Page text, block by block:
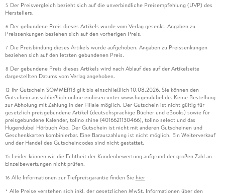
5 Der Preisvergleich bezieht sich auf die unverbindliche Preisempfehlung (UVP) des
Herstellers.
6 Der gebundene Preis dieses Artikels wurde vom Verlag gesenkt. Angaben zu
Preissenkungen beziehen sich auf den vorherigen Preis.
7 Die Preisbindung dieses Artikels wurde aufgehoben. Angaben zu Preissenkungen
beziehen sich auf den letzten gebundenen Preis.
8 Der gebundene Preis dieses Artikels wird nach Ablauf des auf der Artikelseite
dargestellten Datums vom Verlag angehoben.
12 Ihr Gutschein SOMMER13 gilt bis einschließlich 10.08.2026. Sie können den
Gutschein ausschließlich online einlösen unter www.hugendubel.de. Keine Bestellung
zur Abholung mit Zahlung in der Filiale möglich. Der Gutschein ist nicht gültig für
gesetzlich preisgebundene Artikel (deutschsprachige Bücher und eBooks) sowie für
preisgebundene Kalender, tolino shine (4016621130466), tolino select und das
Hugendubel Hörbuch Abo. Der Gutschein ist nicht mit anderen Gutscheinen und
Geschenkkarten kombinierbar. Eine Barauszahlung ist nicht möglich. Ein Weiterverkauf
und der Handel des Gutscheincodes sind nicht gestattet.
15 Leider können wir die Echtheit der Kundenbewertung aufgrund der großen Zahl an
Einzelbewertungen nicht prüfen.
16 Alle Informationen zur Tiefpreisgarantie finden Sie hier
* Alle Preise verstehen sich inkl. der gesetzlichen MwSt. Informationen über den